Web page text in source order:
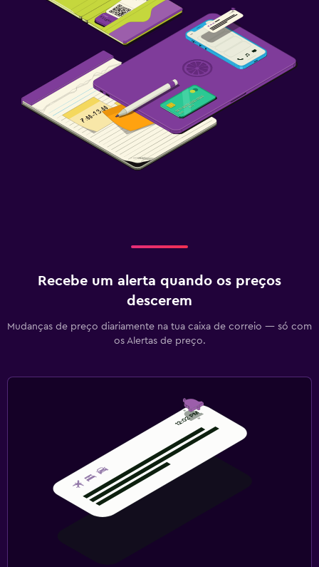
Recebe um alerta quando os preços
descerem
Mudanças de preço diariamente na tua caixa de correio — só com
os Alertas de preço.